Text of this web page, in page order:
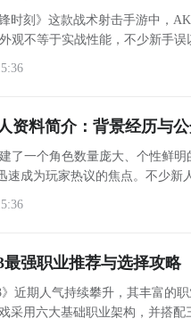
进行搜索，点击进入到游
九游APP下载【
时刻》这款战术射击手游中，
观不等于实战性能，不少新手
资料简介：背景经历与
了一个角色数量庞大、个性鲜
速成为玩家热议的焦点。不少新
最强职业推荐与选择攻略
》近期人气持续攀升，其丰富的
采用六大基础职业架构，并搭